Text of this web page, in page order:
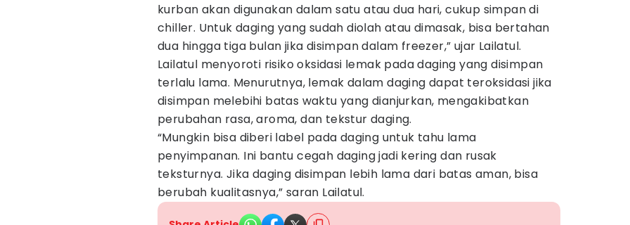
kurban akan digunakan dalam satu atau dua hari, cukup simpan di
chiller. Untuk daging yang sudah diolah atau dimasak, bisa bertahan
dua hingga tiga bulan jika disimpan dalam freezer,” ujar Lailatul.
Lailatul menyoroti risiko oksidasi lemak pada daging yang disimpan
terlalu lama. Menurutnya, lemak dalam daging dapat teroksidasi jika
disimpan melebihi batas waktu yang dianjurkan, mengakibatkan
perubahan rasa, aroma, dan tekstur daging.
“Mungkin bisa diberi label pada daging untuk tahu lama
penyimpanan. Ini bantu cegah daging jadi kering dan rusak
teksturnya. Jika daging disimpan lebih lama dari batas aman, bisa
berubah kualitasnya,” saran Lailatul.